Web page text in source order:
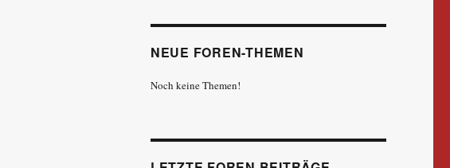
NEUE FOREN-THEMEN
Noch keine Themen!